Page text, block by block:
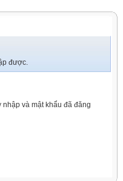
được.
và mật khẩu đã đăng